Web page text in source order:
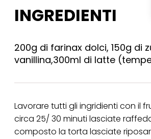
INGREDIENTI
200g di farinax dolci, 150g di
vanillina,300ml di latte
Lavorare tutti gli ingridienti con il
circa 25/ 30 minuti lasciate
composto la torta lasciate